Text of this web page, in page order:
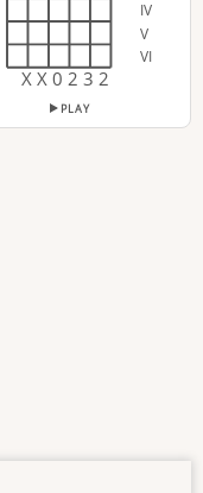
IV
V
VI
X X 0 2 3 2
PLAY